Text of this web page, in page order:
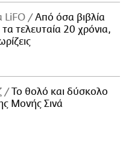
LiFO
Από όσα βιβλία
τελευταία 20 χρόνια,
Το θολό και δύσκολο
Μονής Σινά